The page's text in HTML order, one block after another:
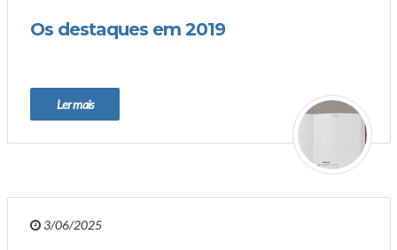
Os destaques em 2019
Ler mais
3/06/2025